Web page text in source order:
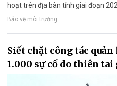
hoạt trên địa bàn tỉnh giai đoạn
Bảo vệ môi trường
Siết chặt công tác quản
1.000 sự cố do thiên tai